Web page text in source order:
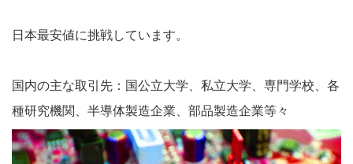
日本最安値に挑戦しています。
国内の主な取引先：国公立大学、私立大学、専門学校、各
種研究機関、半導体製造企業、部品製造企業等々